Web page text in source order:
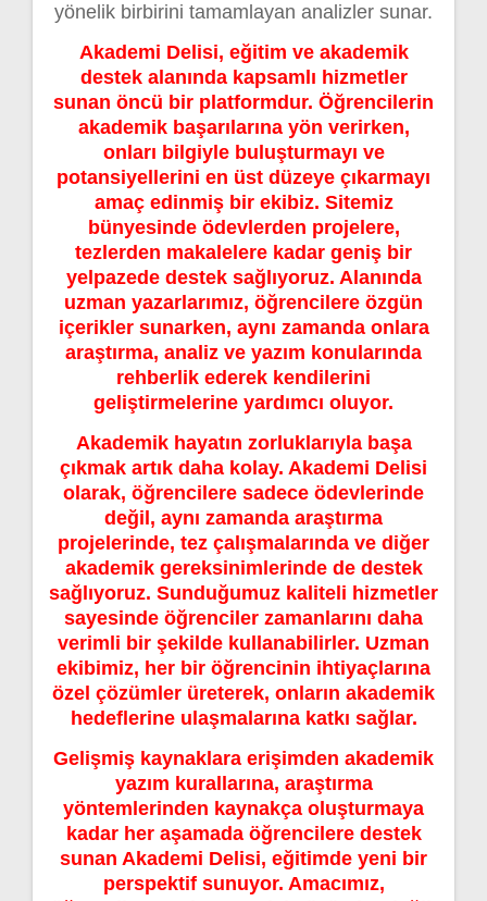
yönelik birbirini tamamlayan analizler sunar.
Akademi Delisi, eğitim ve akademik
destek alanında kapsamlı hizmetler
sunan öncü bir platformdur. Öğrencilerin
akademik başarılarına yön verirken,
onları bilgiyle buluşturmayı ve
potansiyellerini en üst düzeye çıkarmayı
amaç edinmiş bir ekibiz. Sitemiz
bünyesinde ödevlerden projelere,
tezlerden makalelere kadar geniş bir
yelpazede destek sağlıyoruz. Alanında
uzman yazarlarımız, öğrencilere özgün
içerikler sunarken, aynı zamanda onlara
araştırma, analiz ve yazım konularında
rehberlik ederek kendilerini
geliştirmelerine yardımcı oluyor.
Akademik hayatın zorluklarıyla başa
çıkmak artık daha kolay. Akademi Delisi
olarak, öğrencilere sadece ödevlerinde
değil, aynı zamanda araştırma
projelerinde, tez çalışmalarında ve diğer
akademik gereksinimlerinde de destek
sağlıyoruz. Sunduğumuz kaliteli hizmetler
sayesinde öğrenciler zamanlarını daha
verimli bir şekilde kullanabilirler. Uzman
ekibimiz, her bir öğrencinin ihtiyaçlarına
özel çözümler üreterek, onların akademik
hedeflerine ulaşmalarına katkı sağlar.
Gelişmiş kaynaklara erişimden akademik
yazım kurallarına, araştırma
yöntemlerinden kaynakça oluşturmaya
kadar her aşamada öğrencilere destek
sunan Akademi Delisi, eğitimde yeni bir
perspektif sunuyor. Amacımız,